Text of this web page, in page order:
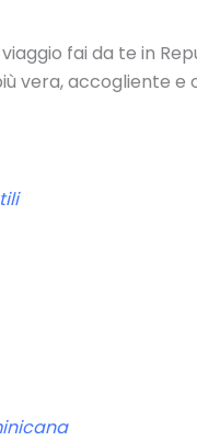
fai da te in
vera, accogliente e